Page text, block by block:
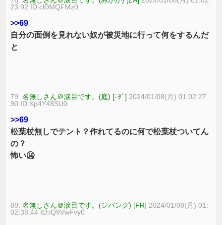
23.92 ID:clDMQFMz0
>>69
自分の面倒を見れない奴が被災地に行って何をするんだ
と
79:名無しさん＠涙目です。(庭) [ﾆﾀﾞ] 2024/01/08(月) 01:02:27.
90 ID:Xp4Y48SU0
>>69
松葉杖無しでテント？作れてるのに何で松葉杖ついてん
の？
怖い🥶
80:名無しさん＠涙目です。(ジパング) [FR] 2024/01/08(月) 01:
02:38.44 ID:iQ9VwFvy0